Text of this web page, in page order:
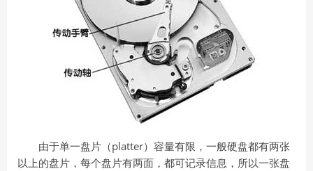
由于单一盘片（platter）容量有限，一般硬盘都有两张
以上的盘片，每个盘片有两面，都可记录信息，所以一张盘